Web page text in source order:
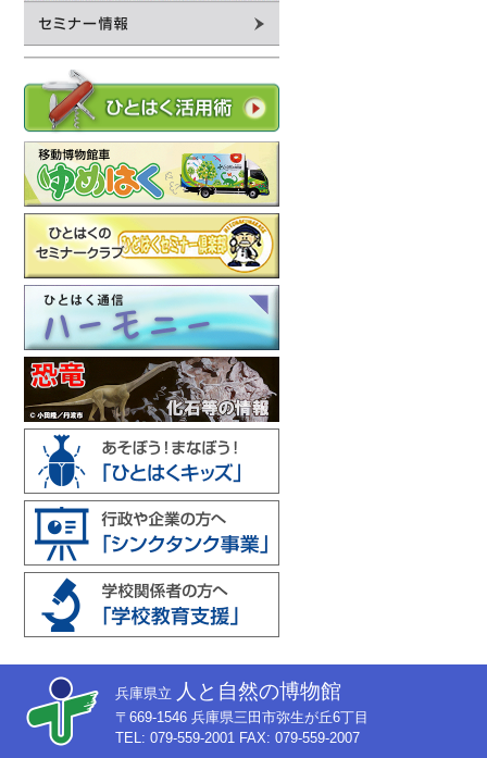
兵庫県立 人と自然の博物館
〒669-1546 兵庫県三田市弥生が丘6丁目
TEL: 079-559-2001 FAX: 079-559-2007